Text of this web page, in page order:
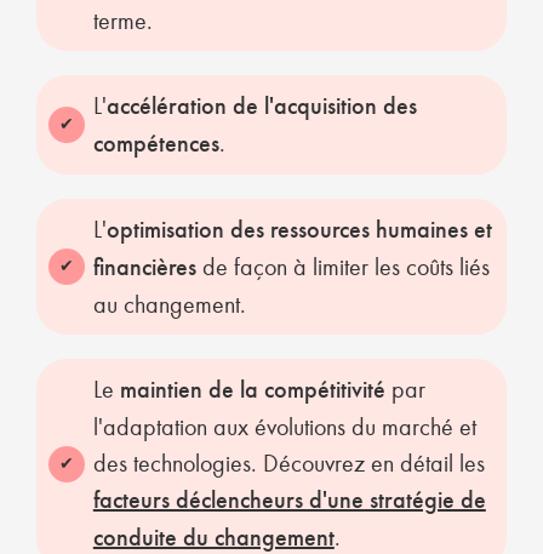
terme.
L'accélération de l'acquisition des
compétences.
L'optimisation des ressources humaines et
financièresde façon à limiter les coûts liés
au changement.
Le maintien de la compétitivité par
l'adaptation aux évolutions du marché et
des technologies. Découvrez en détail les
facteurs déclencheurs d'une stratégie de
conduite du changement.